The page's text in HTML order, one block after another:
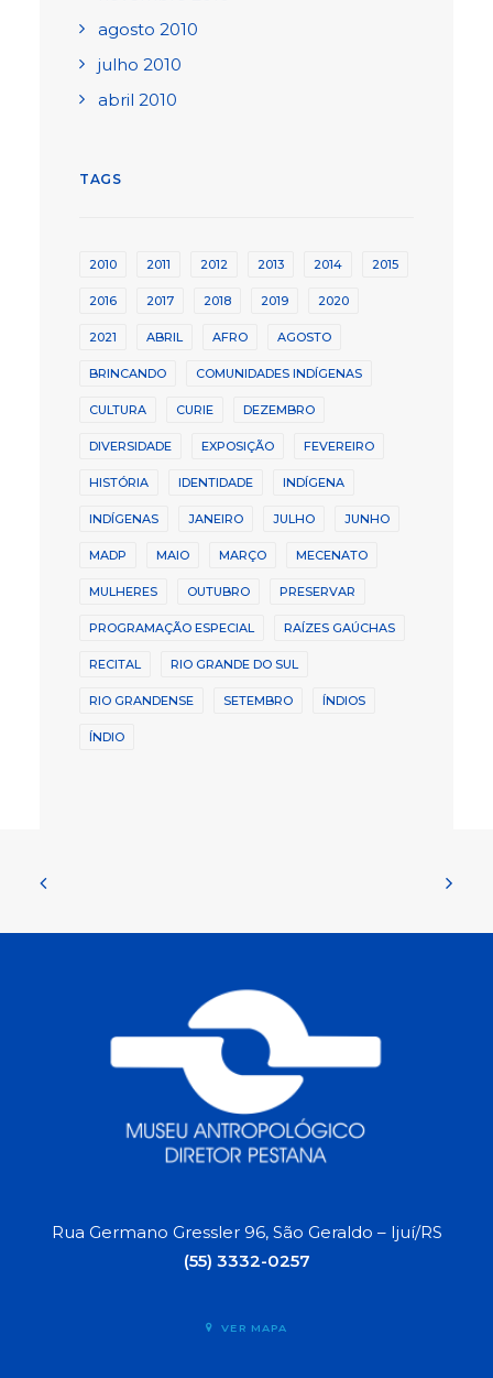
agosto 2010
julho 2010
abril 2010
TAGS
2010 2011 2012 2013 2014 2015
2016 2017 2018 2019 2020
2021 ABRIL AFRO AGOSTO
BRINCANDO COMUNIDADES INDÍGENAS
CULTURA CURIE DEZEMBRO
DIVERSIDADE EXPOSIÇÃO FEVEREIRO
HISTÓRIA IDENTIDADE INDÍGENA
INDÍGENAS JANEIRO JULHO JUNHO
MADP MAIO MARÇO MECENATO
MULHERES OUTUBRO PRESERVAR
PROGRAMAÇÃO ESPECIAL RAÍZES GAÚCHAS
RECITAL RIO GRANDE DO SUL
RIO GRANDENSE SETEMBRO ÍNDIOS
ÍNDIO
Rua Germano Gressler 96, São Geraldo – Ijuí/RS
(55) 3332-0257
VER MAPA